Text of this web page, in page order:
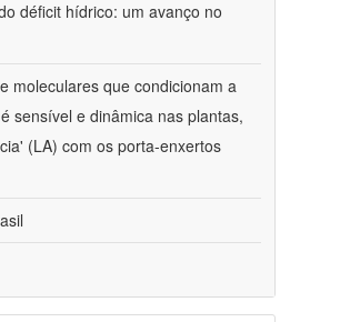
déficit hídrico: um avanço no
moleculares que condicionam a
sensível e dinâmica nas plantas,
(LA) com os porta-enxertos